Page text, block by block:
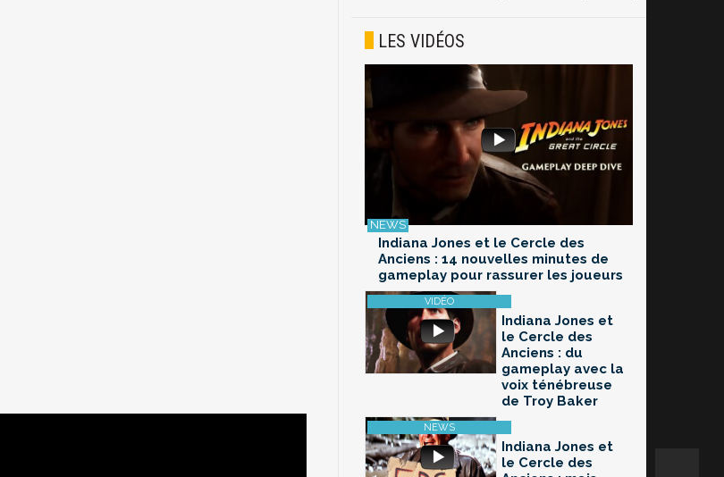
LES VIDÉOS
Indiana Jones et le Cercle des
Anciens : 14 nouvelles minutes de
gameplay pour rassurer les joueurs
Indiana Jones et
le Cercle des
Anciens : du
gameplay avec la
voix ténébreuse
de Troy Baker
Indiana Jones et
le Cercle des